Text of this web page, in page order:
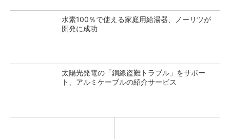
水素100％で使える家庭用給湯器、ノーリツが
開発に成功
太陽光発電の「銅線盗難トラブル」をサポー
ト、アルミケーブルの紹介サービス